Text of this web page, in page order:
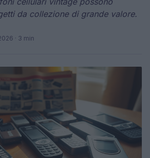
da collezione di grande valore.
· 3 min